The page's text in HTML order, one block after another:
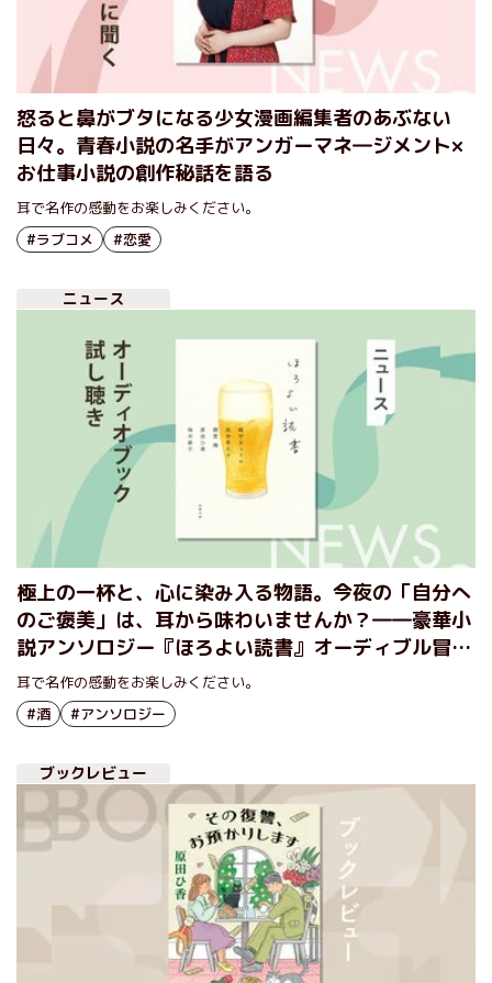
怒ると鼻がブタになる少女漫画編集者のあぶない
日々。青春小説の名手がアンガーマネ―ジメント×
お仕事小説の創作秘話を語る
耳で名作の感動をお楽しみください。
#ラブコメ
#恋愛
ニュース
極上の一杯と、心に染み入る物語。今夜の「自分へ
のご褒美」は、耳から味わいませんか？――豪華小
説アンソロジー『ほろよい読書』オーディブル冒頭
公開！
耳で名作の感動をお楽しみください。
#酒
#アンソロジー
ブックレビュー